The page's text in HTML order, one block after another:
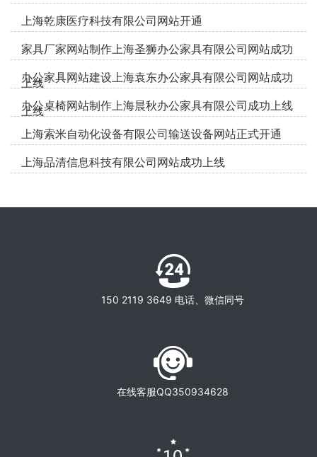
上海乾康医疗科技有限公司网站开通
家具厂家网站制作上海圣狮办公家具有限公司网站成功
上线
办公家具网站建设上海袁东办公家具有限公司网站成功
上线
办公桌椅网站制作上海晨秋办公家具有限公司成功上线
上海索米自动化设备有限公司输送设备网站正式开通
上海品清信息科技有限公司网站成功上线
150 2119 3649 电话、微信同号
在线客服QQ350934628